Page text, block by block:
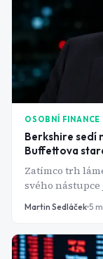
OSOBNÍ FINANCE
Berkshire sedí
Buffettova
Zatímco trh
svého
Martin Sedláček 5